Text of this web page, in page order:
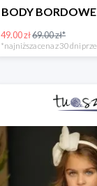
BODY
49.00 zł69.00 zł*
*najniższa cena z 30 dni